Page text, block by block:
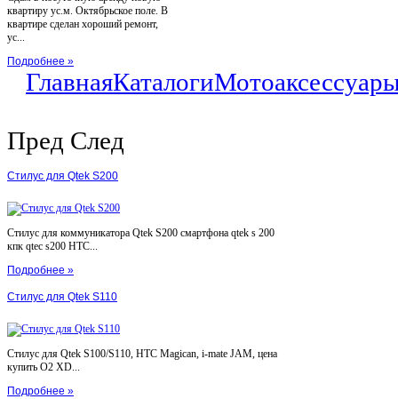
квартиру ус.м. Октябрьское поле. В
квартире сделан хороший ремонт,
ус...
Подробнее »
ГлавнаяКаталоги
Пред След
Стилус для Qtek S200
Стилус для коммуникатора Qtek S200 смартфона qtek s 200
кпк qtec s200 HTC...
Подробнее »
Стилус для Qtek S110
Стилус для Qtek S100/S110, HTC Magican, i-mate JAM, цена
купить O2 XD...
Подробнее »